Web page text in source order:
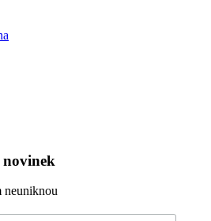
novinek
neuniknou